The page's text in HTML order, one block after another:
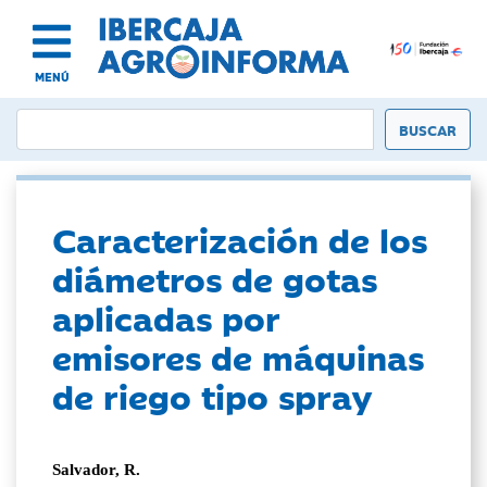
MENÚ
Caracterización de los
diámetros de gotas
aplicadas por
emisores de máquinas
de riego tipo spray
Salvador, R.